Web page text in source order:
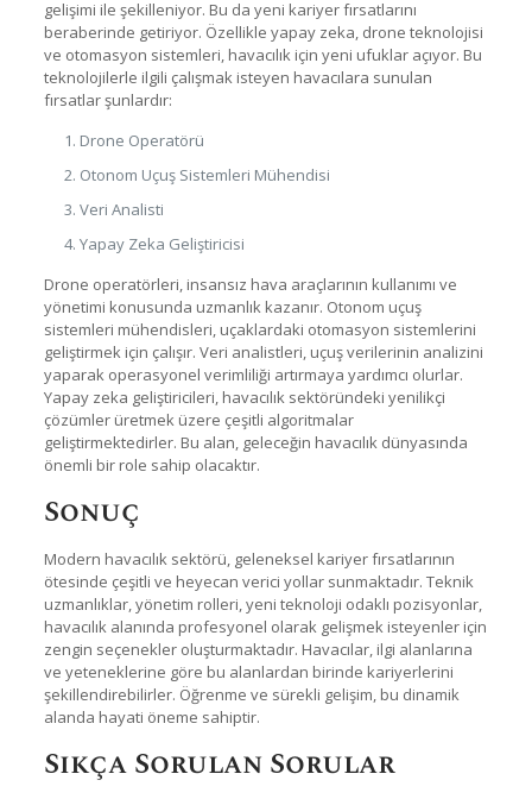
gelişimi ile şekilleniyor. Bu da yeni kariyer fırsatlarını
beraberinde getiriyor. Özellikle yapay zeka, drone teknolojisi
ve otomasyon sistemleri, havacılık için yeni ufuklar açıyor. Bu
teknolojilerle ilgili çalışmak isteyen havacılara sunulan
fırsatlar şunlardır:
Drone Operatörü
Otonom Uçuş Sistemleri Mühendisi
Veri Analisti
Yapay Zeka Geliştiricisi
Drone operatörleri, insansız hava araçlarının kullanımı ve
yönetimi konusunda uzmanlık kazanır. Otonom uçuş
sistemleri mühendisleri, uçaklardaki otomasyon sistemlerini
geliştirmek için çalışır. Veri analistleri, uçuş verilerinin analizini
yaparak operasyonel verimliliği artırmaya yardımcı olurlar.
Yapay zeka geliştiricileri, havacılık sektöründeki yenilikçi
çözümler üretmek üzere çeşitli algoritmalar
geliştirmektedirler. Bu alan, geleceğin havacılık dünyasında
önemli bir role sahip olacaktır.
Sonuç
Modern havacılık sektörü, geleneksel kariyer fırsatlarının
ötesinde çeşitli ve heyecan verici yollar sunmaktadır. Teknik
uzmanlıklar, yönetim rolleri, yeni teknoloji odaklı pozisyonlar,
havacılık alanında profesyonel olarak gelişmek isteyenler için
zengin seçenekler oluşturmaktadır. Havacılar, ilgi alanlarına
ve yeteneklerine göre bu alanlardan birinde kariyerlerini
şekillendirebilirler. Öğrenme ve sürekli gelişim, bu dinamik
alanda hayati öneme sahiptir.
Sıkça Sorulan Sorular